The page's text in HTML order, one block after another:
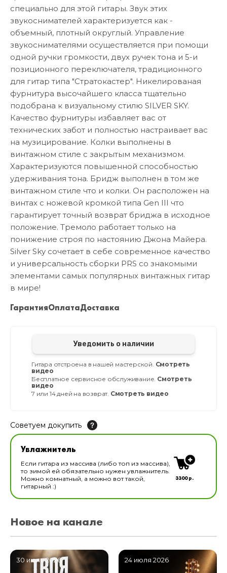
специально для этой гитары. Звук этих
звукоснимателей характеризуется как -
объемный, плотный округлый. Управление
звукоснимателями осуществляется при помощи
одной ручки громкости, двух ручек тона и 5-и
позиционного переключателя, традиционного
для гитар типа "Стратокастер". Никелированая
фурнитура высочайшего класса тщательно
подобрана к визуальному стилю SILVER SKY.
Качество фурнитуры избавляет вас от
технических забот и полностью настраивает вас
на музицирование. Колки выполнены в
винтажном стиле с закрытым механизмом.
Характеризуются повышенной способностью
удерживания тона. Бридж выполнен в том же
винтажном стиле что и колки. Он расположен на
винтах с ножевой кромкой типа Gen III что
гарантирует точный возврат бриджа в исходное
положение. Тремоло работает только на
понижение строя по настоянию Джона Майера.
Silver Sky сочетает в себе современное качество
и универсальность сборки PRS со знакомыми
элементами самых популярных винтажных гитар
в мире!
ГарантияОплатаДоставка
Уведомить о наличии
Гитара отстроена в нашей мастерской. Смотреть
видео
Бесплатное сервисное обслуживание. Смотреть
видео
7 или 14 дней на возврат. Смотреть видео
Советуем докупить
Увлажнитель для музыкальных инструментов
В наличии
Увлажнитель
Если гитара из массива (либо топ из массива),
то зимой ей обязательно нужен увлажнитель.
Можно комнатный, а можно вот такой,
гитарный :)
3300 р.
Новое на канале
30 июля 2026 24 июля 2026